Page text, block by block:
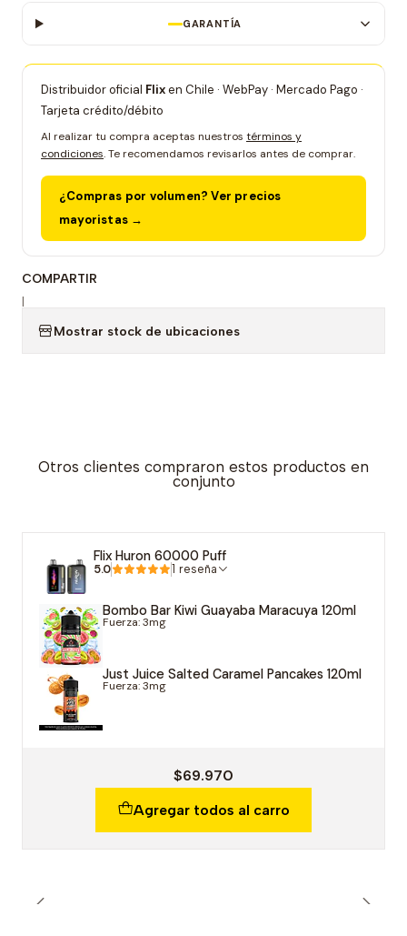
GARANTÍA
Distribuidor oficial Flixen Chile · WebPay · Mercado Pago ·
Tarjeta crédito/débito
Al realizar tu compra aceptas nuestros términos y
condiciones. Te recomendamos revisarlos antes de comprar.
¿Compras por volumen? Ver precios
mayoristas →
COMPARTIR
|
Mostrar stock de ubicaciones
Otros clientes compraron estos productos en
conjunto
Flix Huron 60000 Puff
5.0 1 reseña
Bombo Bar Kiwi Guayaba Maracuya 120ml
Fuerza: 3mg
Just Juice Salted Caramel Pancakes 120ml
Fuerza: 3mg
$69.970
Agregar todos al carro